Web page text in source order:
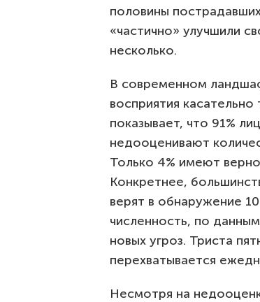
половины
«частично» улучшили
несколько.
В современном
восприятия
показывает, что 91%
недооценивают
Только 4% имеют
Конкретнее,
верят в обнаружение
численность, по
новых угроз. Триста
перехватывается
Несмотря на